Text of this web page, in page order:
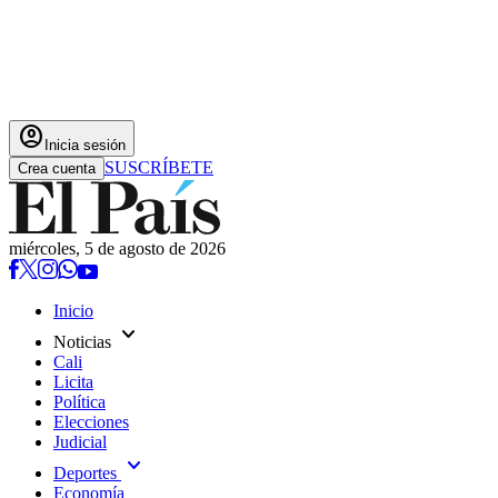
account_circle Inicia sesión
Crea cuenta SUSCRÍBETE
miércoles, 5 de agosto de 2026
Inicio
Noticias expand_more
Cali
Licita
Política
Elecciones
Judicial
Deportes expand_more
Economía